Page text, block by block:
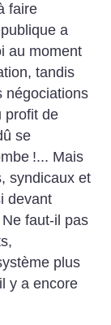
faire
a
au moment
tandis
négociations
profit de
se
!... Mais
syndicaux et
devant
faut-il pas
plus
y a encore